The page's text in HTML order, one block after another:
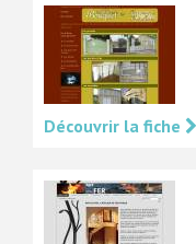
Découvrir la fiche